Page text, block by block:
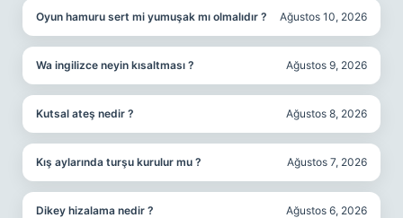
Oyun hamuru sert mi yumuşak mı olmalıdır ? Ağustos 10, 2026
Wa ingilizce neyin kısaltması ? Ağustos 9, 2026
Kutsal ateş nedir ? Ağustos 8, 2026
Kış aylarında turşu kurulur mu ? Ağustos 7, 2026
Dikey hizalama nedir ? Ağustos 6, 2026